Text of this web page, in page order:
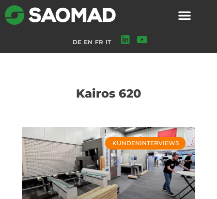
DE EN FR IT
Kairos 620
KUNDENINTERVIEWS